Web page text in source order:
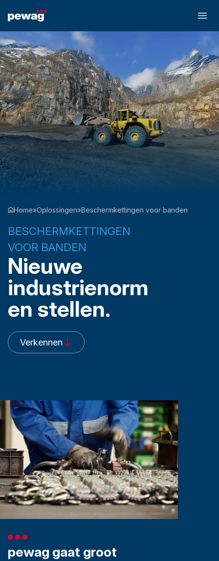
Home»Oplossingen»Beschermkettingen voor banden
BESCHERMKETTINGEN
VOOR BANDEN
Nieuwe
industrienorm
en stellen.
Verkennen
pewag gaat groot